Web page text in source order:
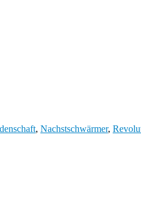
, Nachstschwärmer,